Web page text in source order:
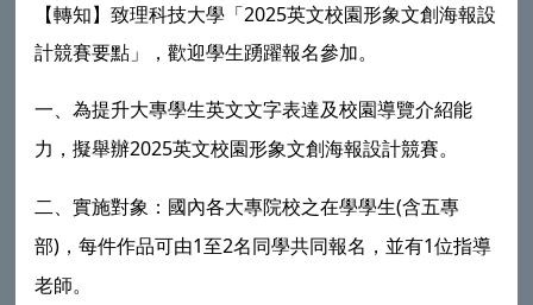
【轉知】致理科技大學「2025英文校園形象文創海報設
計競賽要點」，歡迎學生踴躍報名參加。
一、為提升大專學生英文文字表達及校園導覽介紹能
力，擬舉辦2025英文校園形象文創海報設計競賽。
二、實施對象：國內各大專院校之在學學生(含五專
部) ，每件作品可由1至2名同學共同報名，並有1位指導
老師。